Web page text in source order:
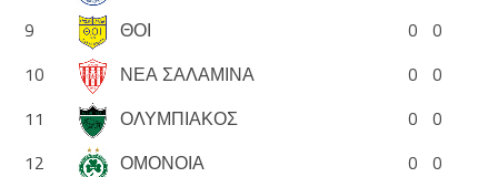
9
ΘΟΙ 0 0
10
ΝΕΑ ΣΑΛΑΜΙΝΑ 0 0
11
ΟΛΥΜΠΙΑΚΟΣ 0 0
12
ΟΜΟΝΟΙΑ 0 0